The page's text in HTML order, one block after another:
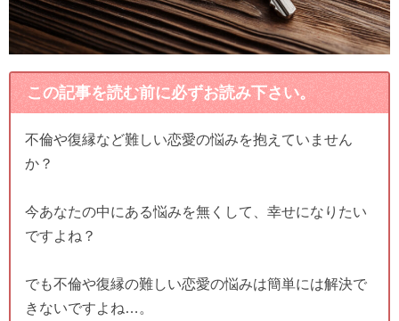
この記事を読む前に必ずお読み下さい。
不倫や復縁など難しい恋愛の悩みを抱えていません
か？
今あなたの中にある悩みを無くして、幸せになりたい
ですよね？
でも不倫や復縁の難しい恋愛の悩みは簡単には解決で
きないですよね…。